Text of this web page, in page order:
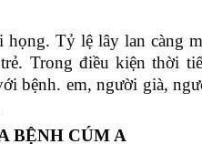
Tỷ lệ lây lan càng
Trong điều kiện thời
bệnh. em, người già,
BỆNH CÚM A